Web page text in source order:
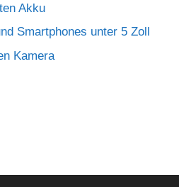
Akku
Smartphones unter 5 Zoll
Kamera